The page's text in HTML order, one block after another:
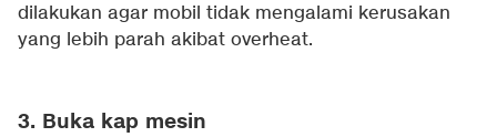
dilakukan agar mobil tidak mengalami kerusakan
yang lebih parah akibat overheat.
3. Buka kap mesin